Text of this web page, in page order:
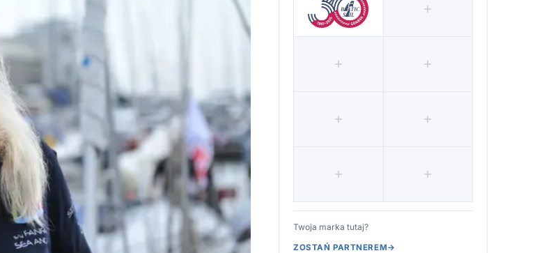
Twoja marka tutaj?
ZOSTAŃ PARTNEREM→